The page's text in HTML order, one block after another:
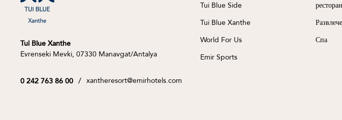
Tui Blue Xanthe
Evrenseki Mevki, 07330 Manavgat/Antalya
0 242 763 86 00 / xantheresort@emirhotels.com
Tui Blue Side
Tui Blue Xanthe
World For Us
Emir Sports
Спа